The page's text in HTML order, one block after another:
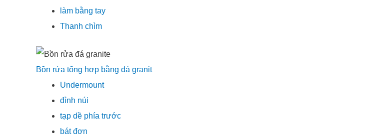
làm bằng tay
Thanh chìm
Bồn rửa tổng hợp bằng đá granit
Undermount
đỉnh núi
tạp dề phía trước
bát đơn